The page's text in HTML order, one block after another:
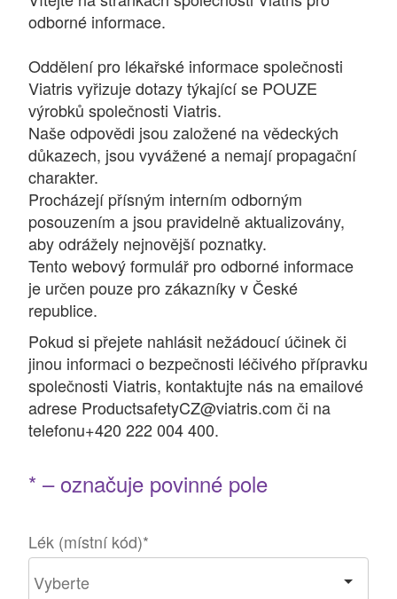
odborné informace.
Oddělení pro lékařské informace společnosti
Viatris vyřizuje dotazy týkající se POUZE
výrobků společnosti Viatris.
Naše odpovědi jsou založené na vědeckých
důkazech, jsou vyvážené a nemají propagační
charakter.
Procházejí přísným interním odborným
posouzením a jsou pravidelně aktualizovány,
aby odrážely nejnovější poznatky.
Tento webový formulář pro odborné informace
je určen pouze pro zákazníky v České
republice.
Pokud si přejete nahlásit nežádoucí účinek či
jinou informaci o bezpečnosti léčivého přípravku
společnosti Viatris, kontaktujte nás na emailové
adrese ProductsafetyCZ@viatris.com či na
telefonu+420 222 004 400.
* – označuje povinné pole
Lék (místní kód)*